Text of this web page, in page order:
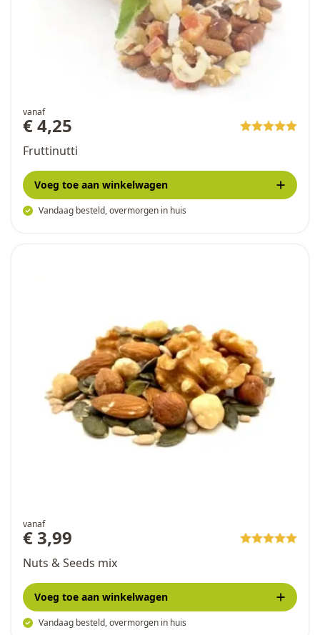
vanaf
€ 4,25
Fruttinutti
Vandaag besteld, overmorgen in huis
Voeg toe aan winkelwagen
vanaf
€ 3,99
Nuts & Seeds mix
Vandaag besteld, overmorgen in huis
Voeg toe aan winkelwagen